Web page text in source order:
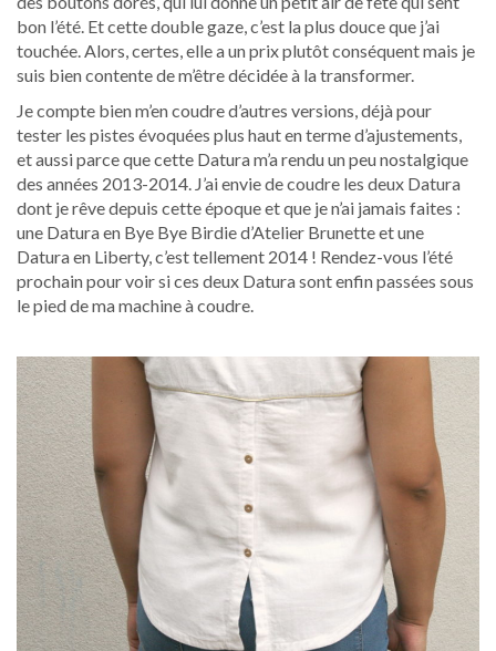
bon l’été. Et cette double gaze, c’est la plus douce que j’ai
touchée. Alors, certes, elle a un prix plutôt conséquent mais je
suis bien contente de m’être décidée à la transformer.
Je compte bien m’en coudre d’autres versions, déjà pour
tester les pistes évoquées plus haut en terme d’ajustements,
et aussi parce que cette Datura m’a rendu un peu nostalgique
des années 2013-2014. J’ai envie de coudre les deux Datura
dont je rêve depuis cette époque et que je n’ai jamais faites :
une Datura en Bye Bye Birdie d’Atelier Brunette et une
Datura en Liberty, c’est tellement 2014 ! Rendez-vous l’été
prochain pour voir si ces deux Datura sont enfin passées sous
le pied de ma machine à coudre.